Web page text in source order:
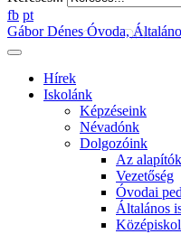
fb pt
Gábor Dénes Óvoda,
Hírek
Iskolánk
Képzéseink
Névadónk
Dolgozóink
Az alapítók
Vezetőség
Óvodai
Általános